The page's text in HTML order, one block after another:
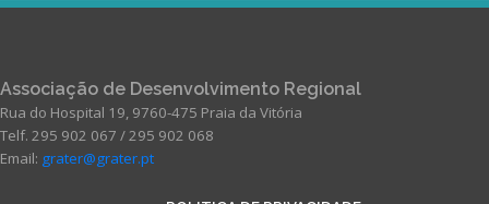
Associação de Desenvolvimento Regional
Rua do Hospital 19, 9760-475 Praia da Vitória
Telf. 295 902 067 / 295 902 068
Email: grater@grater.pt